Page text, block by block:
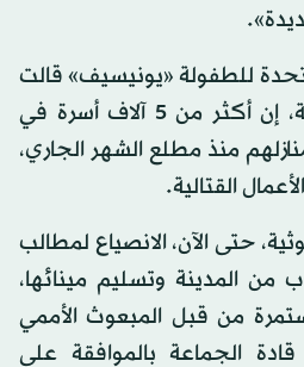
للطفولة «يونيسيف» قالت
في بيان مماثل، الجمعة، إن أكثر من 5 آلاف أسرة في
منذ مطلع الشهر الجاري،
القتالية.
حتى الآن، الانصياع لمطالب
من المدينة وتسليم مينائها،
من قبل المبعوث الأممي
الجماعة بالموافقة على